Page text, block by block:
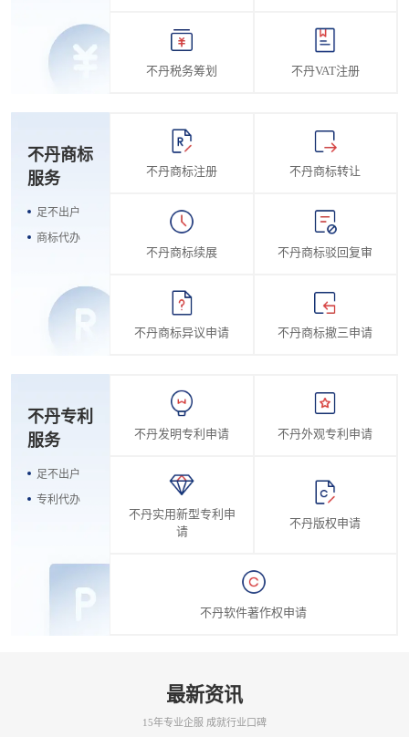
不丹税务筹划 不丹VAT注册
不丹商标
服务
足不出户
商标代办
不丹商标注册 不丹商标转让
不丹商标续展 不丹商标驳回复审
不丹商标异议申请 不丹商标撤三申请
不丹专利
服务
足不出户
专利代办
不丹发明专利申请 不丹外观专利申请
不丹实用新型专利申
请
不丹版权申请
不丹软件著作权申请
最新资讯
15年专业企服 成就行业口碑